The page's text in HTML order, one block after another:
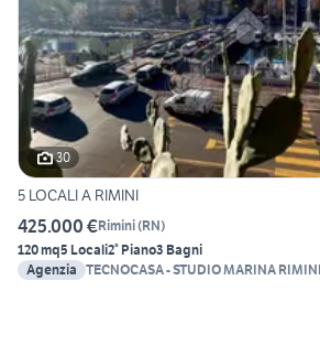
30
5 LOCALI A RIMINI
425.000 €Rimini(RN)
120 mq5 Locali2° Piano3 Bagni
Agenzia TECNOCASA - STUDIO MARINA